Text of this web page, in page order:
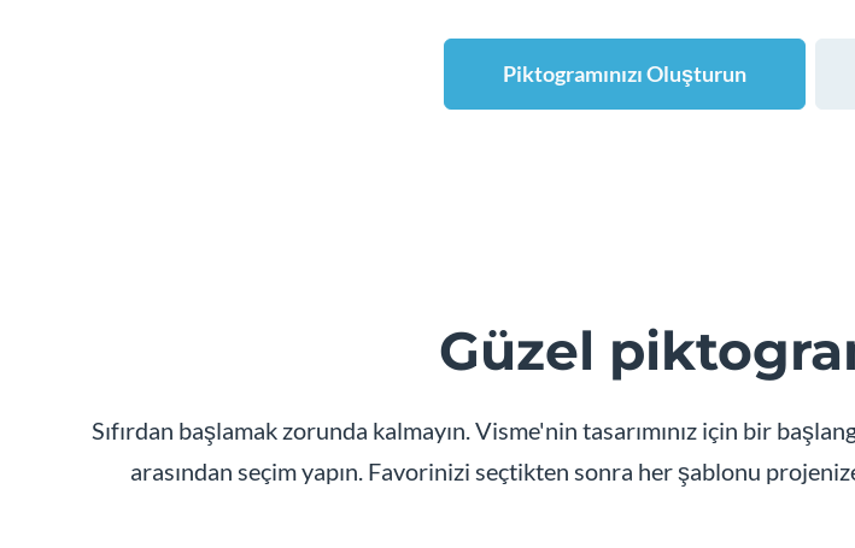
Piktogramınızı Oluşturun
Güzel
Sıfırdan başlamak zorunda kalmayın. Visme'nin tasarımınız için bir
arasından seçim yapın. Favorinizi seçtikten sonra her şablonu